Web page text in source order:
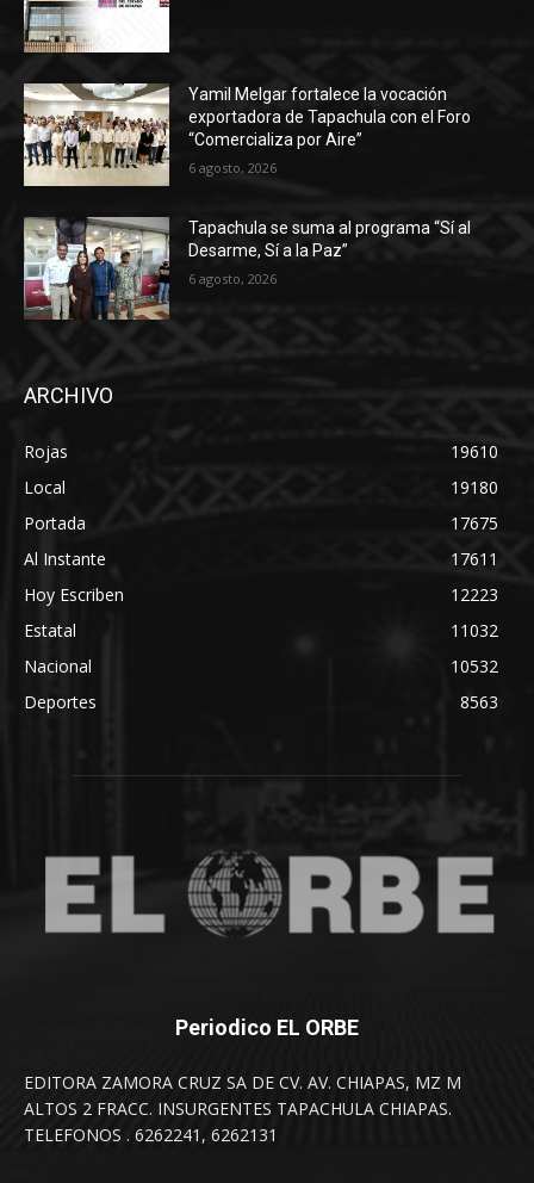
Yamil Melgar fortalece la vocación
exportadora de Tapachula con el Foro
“Comercializa por Aire”
6 agosto, 2026
Tapachula se suma al programa “Sí al
Desarme, Sí a la Paz”
6 agosto, 2026
ARCHIVO
Rojas
19610
Local
19180
Portada
17675
Al Instante
17611
Hoy Escriben
12223
Estatal
11032
Nacional
10532
Deportes
8563
Periodico EL ORBE
EDITORA ZAMORA CRUZ SA DE CV. AV. CHIAPAS, MZ M
ALTOS 2 FRACC. INSURGENTES TAPACHULA CHIAPAS.
TELEFONOS . 6262241, 6262131